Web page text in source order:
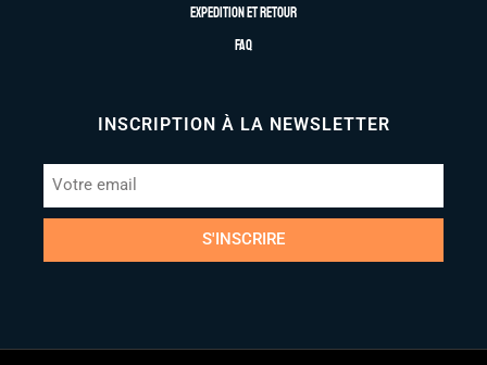
Expedition et retour
FAQ
INSCRIPTION À LA NEWSLETTER
S'INSCRIRE